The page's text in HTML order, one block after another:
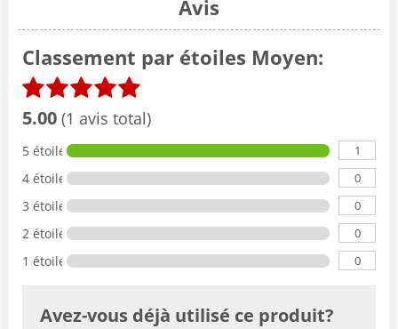
Avis
Classement par étoiles Moyen:
5.00 (1 avis total)
5 étoiles 1
4 étoiles 0
3 étoiles 0
2 étoiles 0
1 étoile 0
Avez-vous déjà utilisé ce produit?